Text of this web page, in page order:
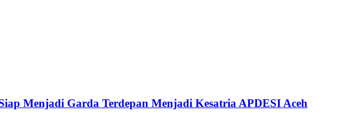
Menjadi Garda Terdepan Menjadi Kesatria APDESI Aceh